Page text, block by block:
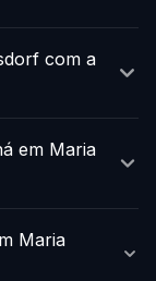
com a
em Maria
Maria